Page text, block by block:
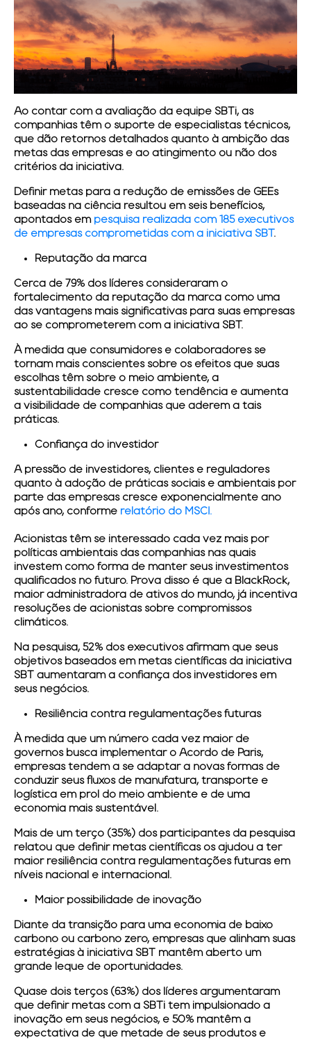
Ao contar com a avaliação da equipe SBTi, as
companhias têm o suporte de especialistas técnicos,
que dão retornos detalhados quanto à ambição das
metas das empresas e ao atingimento ou não dos
critérios da iniciativa.
Definir metas para a redução de emissões de GEEs
baseadas na ciência resultou em seis benefícios,
apontados em pesquisa realizada com 185 executivos
de empresas comprometidas com a iniciativa SBT .
Reputação da marca
Cerca de 79% dos líderes consideraram o
fortalecimento da reputação da marca como uma
das vantagens mais significativas para suas empresas
ao se comprometerem com a iniciativa SBT.
À medida que consumidores e colaboradores se
tornam mais conscientes sobre os efeitos que suas
escolhas têm sobre o meio ambiente, a
sustentabilidade cresce como tendência e aumenta
a visibilidade de companhias que aderem a tais
práticas.
Confiança do investidor
A pressão de investidores, clientes e reguladores
quanto à adoção de práticas sociais e ambientais por
parte das empresas cresce exponencialmente ano
após ano, conforme relatório do MSCI.
Acionistas têm se interessado cada vez mais por
políticas ambientais das companhias nas quais
investem como forma de manter seus investimentos
qualificados no futuro. Prova disso é que a BlackRock,
maior administradora de ativos do mundo, já incentiva
resoluções de acionistas sobre compromissos
climáticos.
Na pesquisa, 52% dos executivos afirmam que seus
objetivos baseados em metas científicas da iniciativa
SBT aumentaram a confiança dos investidores em
seus negócios.
Resiliência contra regulamentações futuras
À medida que um número cada vez maior de
governos busca implementar o Acordo de Paris,
empresas tendem a se adaptar a novas formas de
conduzir seus fluxos de manufatura, transporte e
logística em prol do meio ambiente e de uma
economia mais sustentável.
Mais de um terço (35%) dos participantes da pesquisa
relatou que definir metas científicas os ajudou a ter
maior resiliência contra regulamentações futuras em
níveis nacional e internacional.
Maior possibilidade de inovação
Diante da transição para uma economia de baixo
carbono ou carbono zero, empresas que alinham suas
estratégias à iniciativa SBT mantêm aberto um
grande leque de oportunidades.
Quase dois terços (63%) dos líderes argumentaram
que definir metas com a SBTi tem impulsionado a
inovação em seus negócios, e 50% mantêm a
expectativa de que metade de seus produtos e